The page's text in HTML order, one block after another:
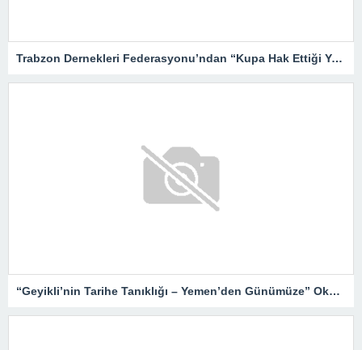
Trabzon Dernekleri Federasyonu’ndan “Kupa Hak Ettiği Yere Verilsin”
“Geyikli’nin Tarihe Tanıklığı – Yemen’den Günümüze” Okurlarıyla Buluşuyor…